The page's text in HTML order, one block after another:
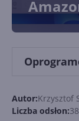
Autor:Krzysztof
Liczba odsłon: